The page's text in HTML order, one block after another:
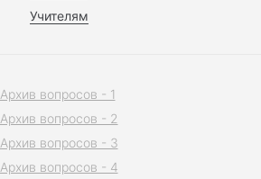
Учителям
Архив вопросов - 1
Архив вопросов - 2
Архив вопросов - 3
Архив вопросов - 4